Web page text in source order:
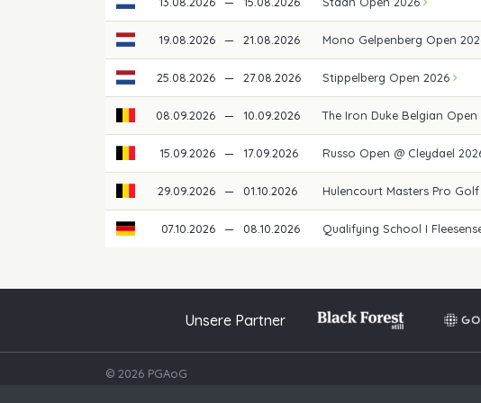
19.08.2026 — 21.08.2026 Mono Gelpenberg Open
25.08.2026 — 27.08.2026 Stippelberg Open 2026
08.09.2026 — 10.09.2026 The Iron Duke Belgian
15.09.2026 — 17.09.2026 Russo Open @ Cleydael
29.09.2026 — 01.10.2026 Hulencourt Masters Pro
07.10.2026 — 08.10.2026 Qualifying School I
Unsere Partner
© 2026 PGAoG